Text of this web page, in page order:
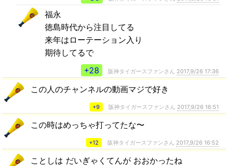
福永
徳島時代から注目してる
来年はローテーション入り
期待してるで
+28
阪神タイガースファンさん 2017,9/26 17:36
この人のチャンネルの動画マジで好き
+9 阪神タイガースファンさん 2017,9/26 16:51
この時はめっちゃ打ってたな〜
+12 阪神タイガースファンさん 2017,9/26 16:52
ことしは だいぎゃくてんが おおかったね